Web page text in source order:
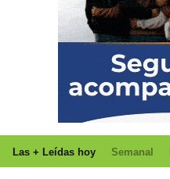
Las + Leídas hoy Semanal